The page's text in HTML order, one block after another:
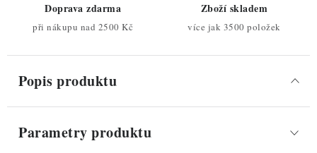
Doprava zdarma
při nákupu nad 2500 Kč
Zboží skladem
více jak 3500 položek
Popis produktu
Parametry produktu